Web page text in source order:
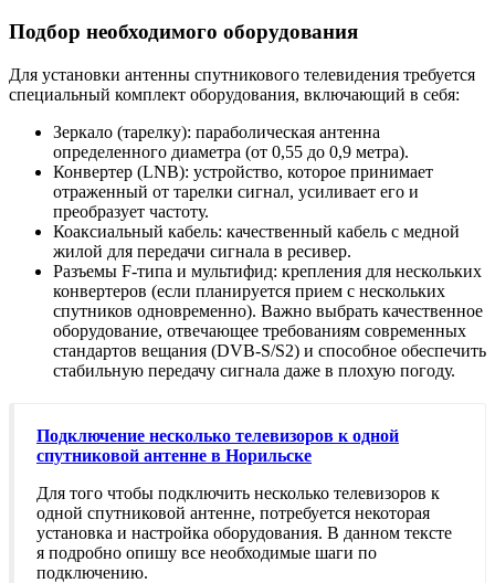
Подбор необходимого оборудования
Для установки антенны спутникового телевидения требуется
специальный комплект оборудования, включающий в себя:
Зеркало (тарелку): параболическая антенна
определенного диаметра (от 0,55 до 0,9 метра).
Конвертер (LNB): устройство, которое принимает
отраженный от тарелки сигнал, усиливает его и
преобразует частоту.
Коаксиальный кабель: качественный кабель с медной
жилой для передачи сигнала в ресивер.
Разъемы F-типа и мультифид: крепления для нескольких
конвертеров (если планируется прием с нескольких
спутников одновременно). Важно выбрать качественное
оборудование, отвечающее требованиям современных
стандартов вещания (DVB-S/S2) и способное обеспечить
стабильную передачу сигнала даже в плохую погоду.
Подключение несколько телевизоров к одной
спутниковой антенне в Норильске
Для того чтобы подключить несколько телевизоров к
одной спутниковой антенне, потребуется некоторая
установка и настройка оборудования. В данном тексте
я подробно опишу все необходимые шаги по
подключению.